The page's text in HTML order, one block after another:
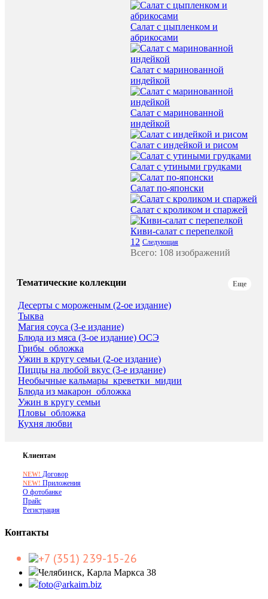
Салат с цыпленком и
абрикосами
Салат с маринованной
индейкой
Салат с маринованной
индейкой
Салат с индейкой и рисом
Салат с утиными грудками
Салат по-японски
Салат с кроликом и спаржей
Киви-салат с перепелкой
1 2 Следующая
Всего: 108 изображений
Тематические коллекции Еще
Десерты с мороженым (2-ое издание)
Тыква
Магия соуса (3-е издание)
Блюда из мяса (3-ое издание) ОСЭ
Грибы_обложка
Ужин в кругу семьи (2-ое издание)
Пиццы на любой вкус (3-е издание)
Необычные кальмары_креветки_мидии
Блюда из макарон_обложка
Ужин в кругу семьи
Пловы_обложка
Кухня любви
Клиентам
NEW! Договор
NEW! Приложения
О фотобанке
Прайс
Регистрация
Контакты
+7 (351) 239-15-26
Челябинск, Карла Маркса 38
foto@arkaim.biz